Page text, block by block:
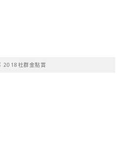
2018社群金點賞